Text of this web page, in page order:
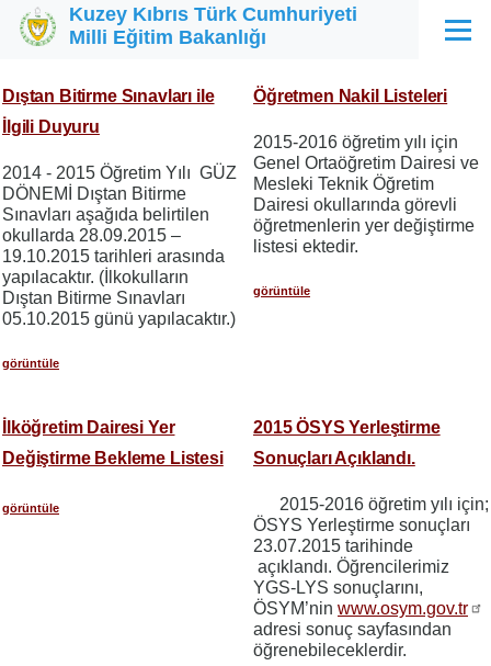
Ana içeriğe atla
Kuzey Kıbrıs Türk Cumhuriyeti
Milli Eğitim Bakanlığı
Menü
Dıştan Bitirme Sınavları ile
İlgili Duyuru
2014 - 2015 Öğretim Yılı GÜZ
DÖNEMİ Dıştan Bitirme
Sınavları aşağıda belirtilen
okullarda 28.09.2015 –
19.10.2015 tarihleri arasında
yapılacaktır. (İlkokulların
Dıştan Bitirme Sınavları
05.10.2015 günü yapılacaktır.)
görüntüle
Öğretmen Nakil Listeleri
2015-2016 öğretim yılı için
Genel Ortaöğretim Dairesi ve
Mesleki Teknik Öğretim
Dairesi okullarında görevli
öğretmenlerin yer değiştirme
listesi ektedir.
görüntüle
İlköğretim Dairesi Yer
Değiştirme Bekleme Listesi
görüntüle
2015 ÖSYS Yerleştirme
Sonuçları Açıklandı.
2015-2016 öğretim yılı için;
ÖSYS Yerleştirme sonuçları
23.07.2015 tarihinde
açıklandı. Öğrencilerimiz
YGS-LYS sonuçlarını,
ÖSYM’nin www.osym.gov.tr
adresi sonuç sayfasından
öğrenebileceklerdir.